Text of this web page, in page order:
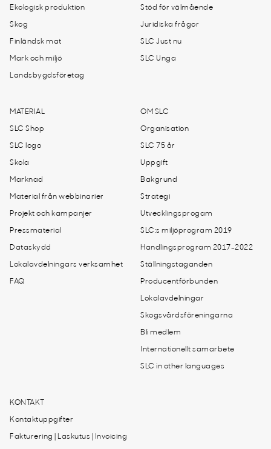
Ekologisk produktion
Skog
Finländsk mat
Mark och miljö
Landsbygdsföretag
Stöd för välmående
Juridiska frågor
SLC Just nu
SLC Unga
MATERIAL
SLC Shop
SLC logo
Skola
Marknad
Material från webbinarier
Projekt och kampanjer
Pressmaterial
Dataskydd
Lokalavdelningars verksamhet
FAQ
OM SLC
Organisation
SLC 75 år
Uppgift
Bakgrund
Strategi
Utvecklingsprogam
SLC:s miljöprogram 2019
Handlingsprogram 2017-2022
Ställningstaganden
Producentförbunden
Lokalavdelningar
Skogsvårdsföreningarna
Bli medlem
Internationellt samarbete
SLC in other languages
KONTAKT
Kontaktuppgifter
Fakturering | Laskutus | Invoicing